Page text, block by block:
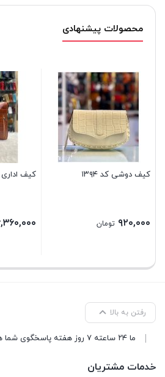
محصولات پیشنهادی
کیف دوشی کد ۱۳۹۴
۹۲۰,۰۰۰ تومان
کیف اداری
رفتن به بالا
ما ۲۴ ساعته ۷ روز هفته پاسخگوی شما هستیم.
خدمات مشتریان